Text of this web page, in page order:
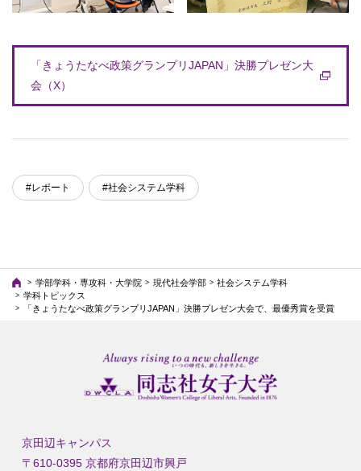
「きょうたなべ政策グランプリJAPAN」決勝プレゼン大
会（X）
#レポート #社会システム学科
学部学科・専攻科・大学院 現代社会学部
社会システム学科
学科トピックス
「きょうたなべ政策グランプリJAPAN」決勝プレゼン大会で、最優秀賞を受賞
京田辺キャンパス
〒610-0395 京都府京田辺市興戸